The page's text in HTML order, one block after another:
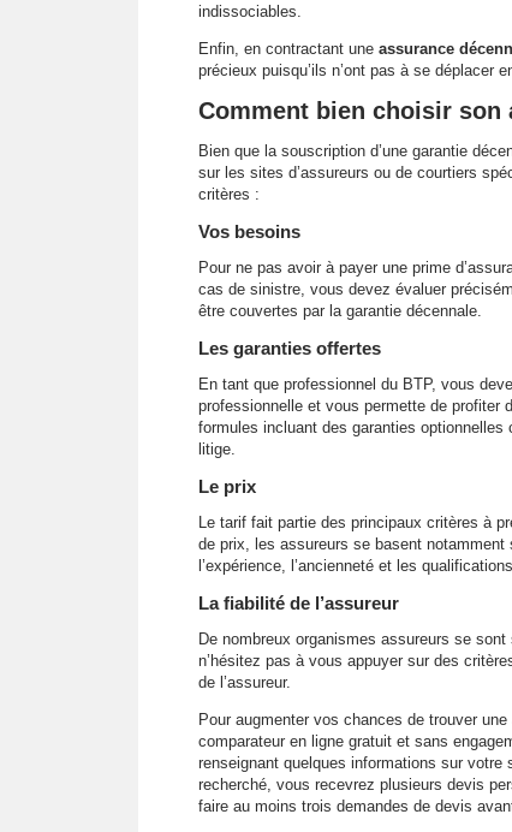
indissociables.
Enfin, en contractant une assurance
précieux puisqu’ils n’ont pas à se déplacer
Comment bien choisir son
Bien que la souscription d’une garantie
sur les sites d’assureurs ou de courtiers
critères :
Vos besoins
Pour ne pas avoir à payer une prime
cas de sinistre, vous devez évaluer
être couvertes par la garantie décennale.
Les garanties offertes
En tant que professionnel du BTP, vous
professionnelle et vous permette de profiter
formules incluant des garanties optionnelles
litige.
Le prix
Le tarif fait partie des principaux critères à
de prix, les assureurs se basent notamment
l’expérience, l’ancienneté et les
La fiabilité de l’assureur
De nombreux organismes assureurs se
n’hésitez pas à vous appuyer sur des
de l’assureur.
Pour augmenter vos chances de trouver
comparateur en ligne gratuit et sans
renseignant quelques informations sur
recherché, vous recevrez plusieurs devis
faire au moins trois demandes de devis